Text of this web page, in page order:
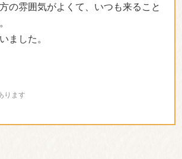
の雰囲気がよくて、いつも来ること
ました。
ります